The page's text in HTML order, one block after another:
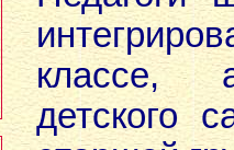
классе,
детского